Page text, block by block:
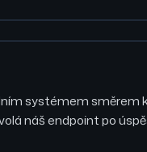
systémem směrem
náš endpoint po